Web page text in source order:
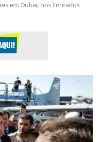
em Dubai, nos Emirados